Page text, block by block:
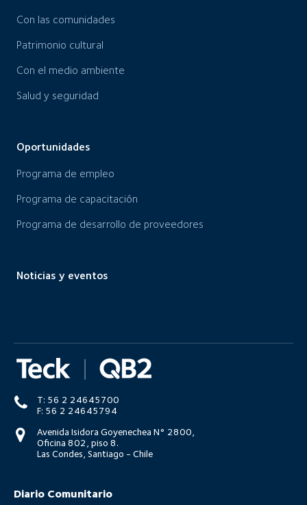
Con las comunidades
Patrimonio cultural
Con el medio ambiente
Salud y seguridad
Oportunidades
Programa de empleo
Programa de capacitación
Programa de desarrollo de proveedores
Noticias y eventos
T: 56 2 24645700
F: 56 2 24645794
Avenida Isidora Goyenechea N° 2800,
Oficina 802, piso 8.
Las Condes, Santiago - Chile
Diario Comunitario